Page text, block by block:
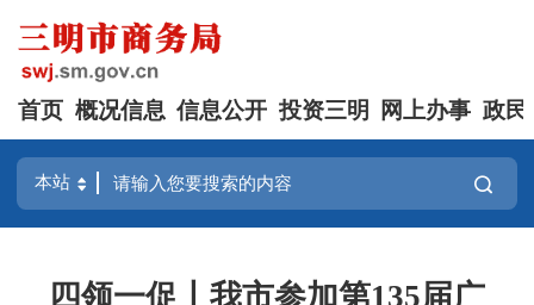
首页 概况信息 信息公开 投资三明 网上办事 政民
四领一促丨我市参加第135届广